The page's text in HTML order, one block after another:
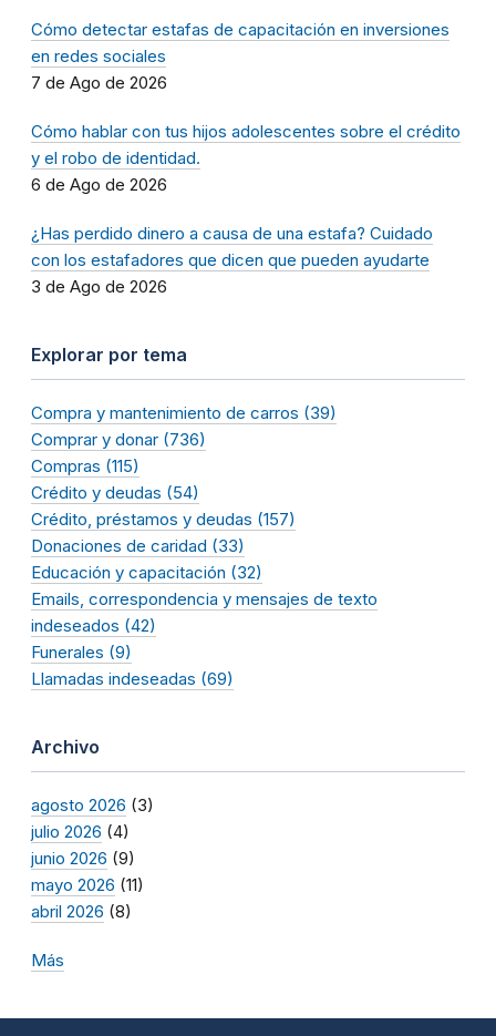
Cómo detectar estafas de capacitación en inversiones
en redes sociales
7 de Ago de 2026
Cómo hablar con tus hijos adolescentes sobre el crédito
y el robo de identidad.
6 de Ago de 2026
¿Has perdido dinero a causa de una estafa? Cuidado
con los estafadores que dicen que pueden ayudarte
3 de Ago de 2026
Explorar por tema
Compra y mantenimiento de carros (39)
Comprar y donar (736)
Compras (115)
Crédito y deudas (54)
Crédito, préstamos y deudas (157)
Donaciones de caridad (33)
Educación y capacitación (32)
Emails, correspondencia y mensajes de texto
indeseados (42)
Funerales (9)
Llamadas indeseadas (69)
Archivo
agosto 2026 (3)
julio 2026 (4)
junio 2026 (9)
mayo 2026 (11)
abril 2026 (8)
Más